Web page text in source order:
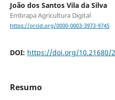
João dos Santos Vila da Silva
Embrapa Agricultura Digital
https://orcid.org/0000-0003-3973-9745
DOI: https://doi.org/10.21680/
Resumo